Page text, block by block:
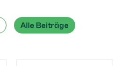
Alle Beiträge